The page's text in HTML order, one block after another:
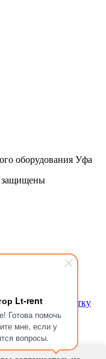
Lt-rent
Готова помочь
мне, если у
вопросы.
оборудования Уфа
защищены
на
обработку